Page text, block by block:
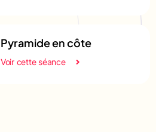
Pyramide en côte
Voir cette séance